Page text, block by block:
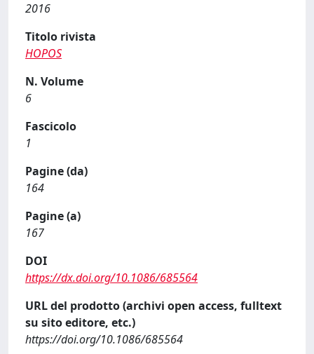
2016
Titolo rivista
HOPOS
N. Volume
6
Fascicolo
1
Pagine (da)
164
Pagine (a)
167
DOI
https://dx.doi.org/10.1086/685564
URL del prodotto (archivi open access, fulltext
su sito editore, etc.)
https://doi.org/10.1086/685564